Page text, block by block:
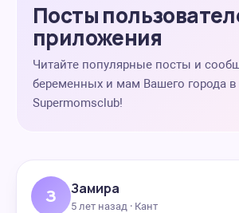
Посты
приложения
Читайте популярные посты и
беременных и мам Вашего города
Supermomsclub!
З Замира
5 лет назад · Кант